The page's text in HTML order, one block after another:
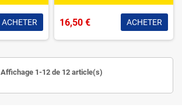
ACHETER 16,50 € ACHETER
Affichage 1-12 de 12 article(s)